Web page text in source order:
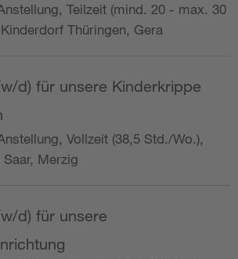
Teilzeit (mind. 20 - max. 30
Thüringen, Gera
d) für unsere Kinderkrippe
Vollzeit (38,5 Std./Wo.),
Merzig
d) für unsere